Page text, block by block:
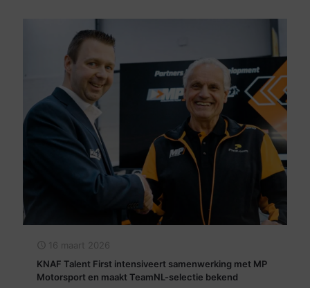
16 maart 2026
KNAF Talent First intensiveert samenwerking met MP
Motorsport en maakt TeamNL-selectie bekend